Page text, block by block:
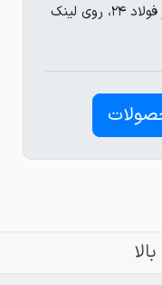
مشاهده قیمت های کاربران دیگر در فولاد ۲۴، روی لینک